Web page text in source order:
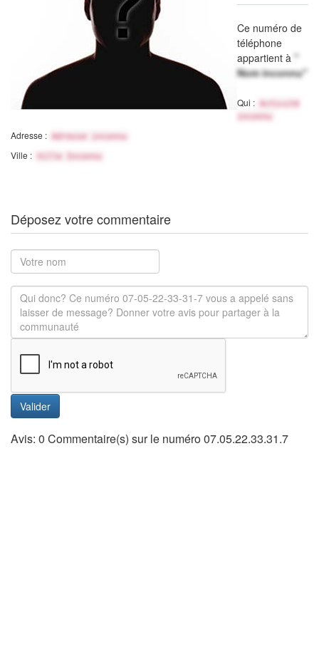
Ce numéro de
téléphone
appartient à "
Nom inconnu"
Qui :
Activité
inconnu
Adresse : Adresse inconnu
Ville : Ville Inconnu
Déposez votre commentaire
Valider
Avis: 0 Commentaire(s) sur le numéro 07.05.22.33.31.7